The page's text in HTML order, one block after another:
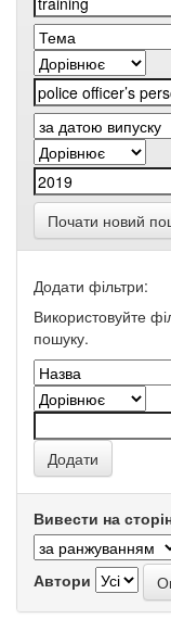
Почати новий
Додати фільтри:
Використовуйте
пошуку.
Вивести на
Автори